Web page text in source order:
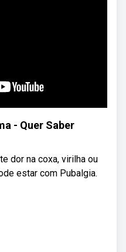
- Quer Saber
dor na coxa, virilha ou
estar com Pubalgia.